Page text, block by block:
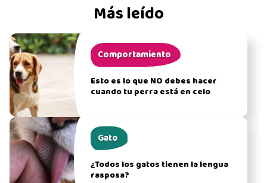
Más leído
Comportamiento
Esto es lo que NO debes hacer
cuando tu perra está en celo
Gato
¿Todos los gatos tienen la lengua
rasposa?